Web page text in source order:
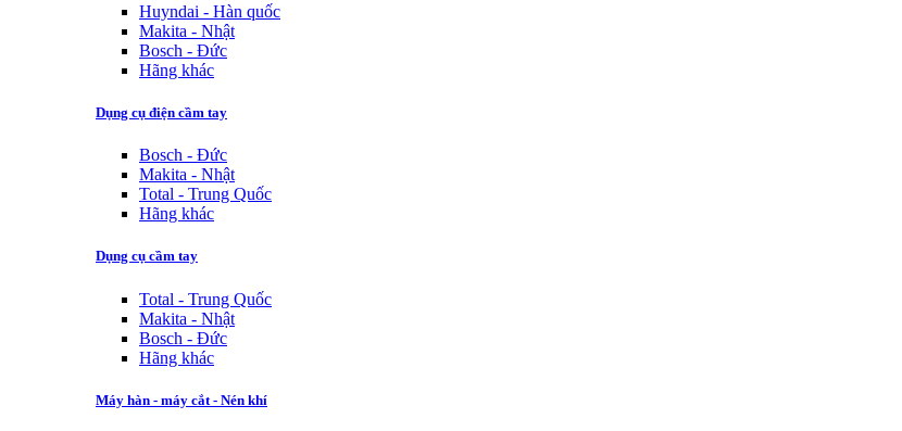
Huyndai - Hàn quốc
Makita - Nhật
Bosch - Đức
Hãng khác
Dụng cụ điện cầm tay
Bosch - Đức
Makita - Nhật
Total - Trung Quốc
Hãng khác
Dụng cụ cầm tay
Total - Trung Quốc
Makita - Nhật
Bosch - Đức
Hãng khác
Máy hàn - máy cắt - Nén khí